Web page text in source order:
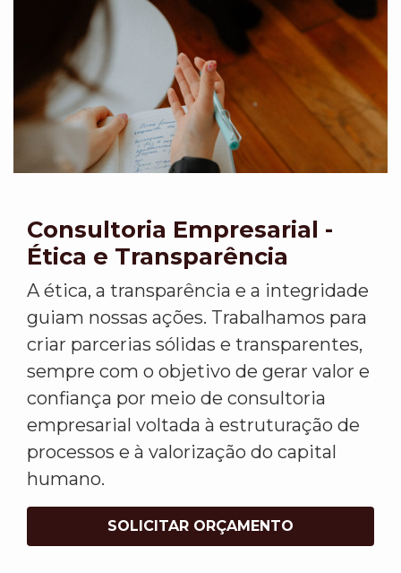
Consultoria Empresarial -
Ética e Transparência
A ética, a transparência e a integridade
guiam nossas ações. Trabalhamos para
criar parcerias sólidas e transparentes,
sempre com o objetivo de gerar valor e
confiança por meio de consultoria
empresarial voltada à estruturação de
processos e à valorização do capital
humano.
SOLICITAR ORÇAMENTO